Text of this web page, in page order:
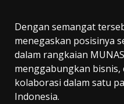
Dengan semangat
menegaskan posisinya
dalam rangkaian
menggabungkan bisnis,
kolaborasi dalam satu
Indonesia.